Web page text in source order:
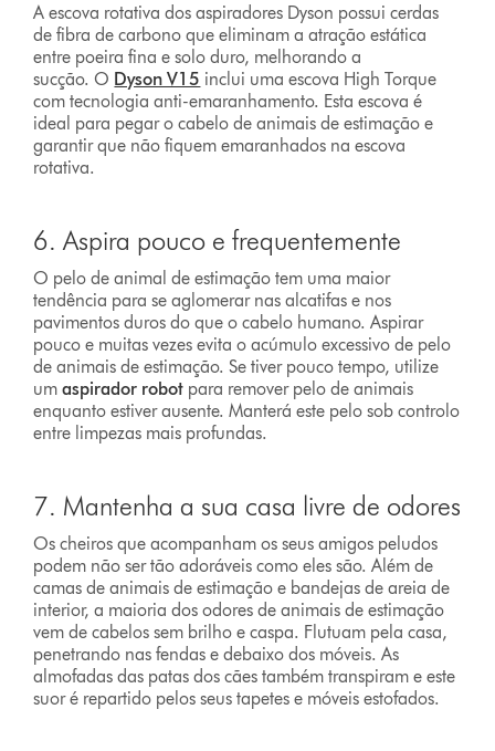
A escova rotativa dos aspiradores Dyson possui cerdas
de fibra de carbono que eliminam a atração estática
entre poeira fina e solo duro, melhorando a
sucção. O Dyson V15 inclui uma escova High Torque
com tecnologia anti-emaranhamento. Esta escova é
ideal para pegar o cabelo de animais de estimação e
garantir que não fiquem emaranhados na escova
rotativa.
6. Aspira pouco e frequentemente
O pelo de animal de estimação tem uma maior
tendência para se aglomerar nas alcatifas e nos
pavimentos duros do que o cabelo humano. Aspirar
pouco e muitas vezes evita o acúmulo excessivo de pelo
de animais de estimação. Se tiver pouco tempo, utilize
um aspirador robot para remover pelo de animais
enquanto estiver ausente. Manterá este pelo sob controlo
entre limpezas mais profundas.
7. Mantenha a sua casa livre de odores
Os cheiros que acompanham os seus amigos peludos
podem não ser tão adoráveis como eles são. Além de
camas de animais de estimação e bandejas de areia de
interior, a maioria dos odores de animais de estimação
vem de cabelos sem brilho e caspa. Flutuam pela casa,
penetrando nas fendas e debaixo dos móveis. As
almofadas das patas dos cães também transpiram e este
suor é repartido pelos seus tapetes e móveis estofados.